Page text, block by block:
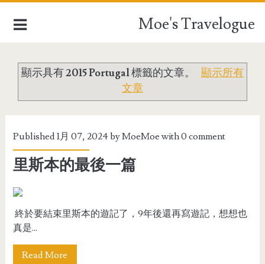
Moe's Travelogue
EUROPE
OCEANIA
AFRICA
TRAVEL STUFFFS
顯示具有2015 Portugal標籤的文章。
顯示所有
文章
Published 1月 07, 2024 byMoeMoewith0 comment
里斯本的最後一篇
終於要結束里斯本的遊記了，9年後還再寫遊記，想想也
真是...
Read More